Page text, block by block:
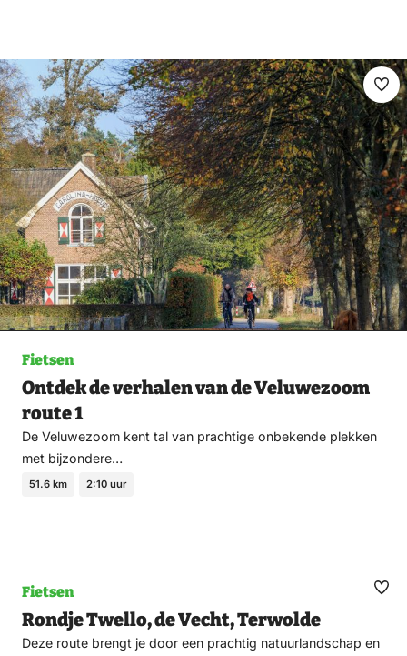
Fietsen
Ontdek de verhalen van de Veluwezoom
route 1
De Veluwezoom kent tal van prachtige onbekende plekken
met bijzondere…
51.6 km 2:10 uur
Fietsen
Rondje Twello, de Vecht, Terwolde
Deze route brengt je door een prachtig natuurlandschap en